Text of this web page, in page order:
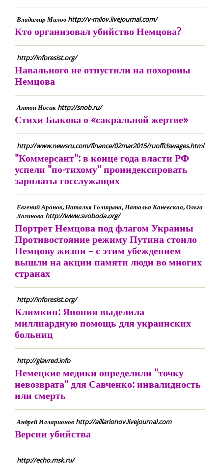
Владимир Милов http://v-milov.livejournal.com/
Кто организовал убийство Немцова?
http://inforesist.org/
Навального не отпустили на похороны
Немцова
Антон Носик http://snob.ru/
Стихи Быкова о «сакральной жертве»
http://www.newsru.com/finance/02mar2015/ruoffclswages.html
"Коммерсант": в конце года власти РФ
успели "по-тихому" проиндексировать
зарплаты госслужащих
Евгений Аронов, Наталья Голицына, Наталья Каневская, Ольга
Логинова http://www.svoboda.org/
Портрет Немцова под флагом Украины
Противостояние режиму Путина стоило
Немцову жизни – с этим убеждением
вышли на акции памяти люди во многих
странах
http://inforesist.org/
Климкин: Япония выделила
миллиардную помощь для украинских
больниц
http://glavred.info
Немецкие медики определили "точку
невозврата" для Савченко: инвалидность
или смерть
Андрей Илларионов http://aillarionov.livejournal.com
Версии убийства
http://echo.msk.ru/